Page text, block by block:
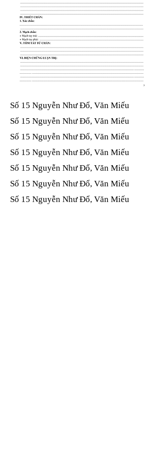
Số 15 Nguyễn Như Đổ, Văn Miếu​​​​
Số 15 Nguyễn Như Đổ, Văn Miếu​​​​
Số 15 Nguyễn Như Đổ, Văn Miếu​​​​
Số 15 Nguyễn Như Đổ, Văn Miếu​​​​
Số 15 Nguyễn Như Đổ, Văn Miếu​​​​
Số 15 Nguyễn Như Đổ, Văn Miếu​​​​
Số 15 Nguyễn Như Đổ, Văn Miếu​​​​